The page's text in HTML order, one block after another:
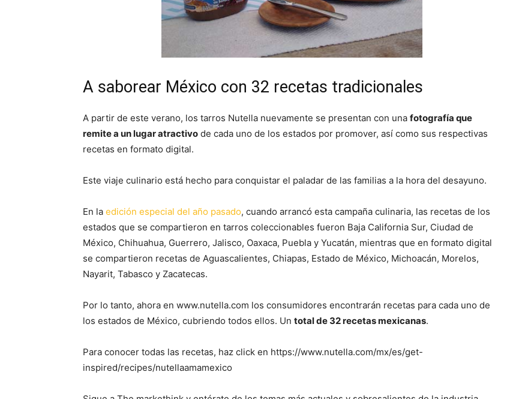
A saborear México con 32 recetas tradicionales
A partir de este verano, los tarros Nutella nuevamente se presentan con una fotografía que
remite a un lugar atractivo de cada uno de los estados por promover, así como sus respectivas
recetas en formato digital.
Este viaje culinario está hecho para conquistar el paladar de las familias a la hora del desayuno.
En la edición especial del año pasado, cuando arrancó esta campaña culinaria, las recetas de los
estados que se compartieron en tarros coleccionables fueron Baja California Sur, Ciudad de
México, Chihuahua, Guerrero, Jalisco, Oaxaca, Puebla y Yucatán, mientras que en formato digital
se compartieron recetas de Aguascalientes, Chiapas, Estado de México, Michoacán, Morelos,
Nayarit, Tabasco y Zacatecas.
Por lo tanto, ahora en www.nutella.com los consumidores encontrarán recetas para cada uno de
los estados de México, cubriendo todos ellos. Un total de 32 recetas mexicanas.
Para conocer todas las recetas, haz click en https://www.nutella.com/mx/es/get-
inspired/recipes/nutellaamamexico